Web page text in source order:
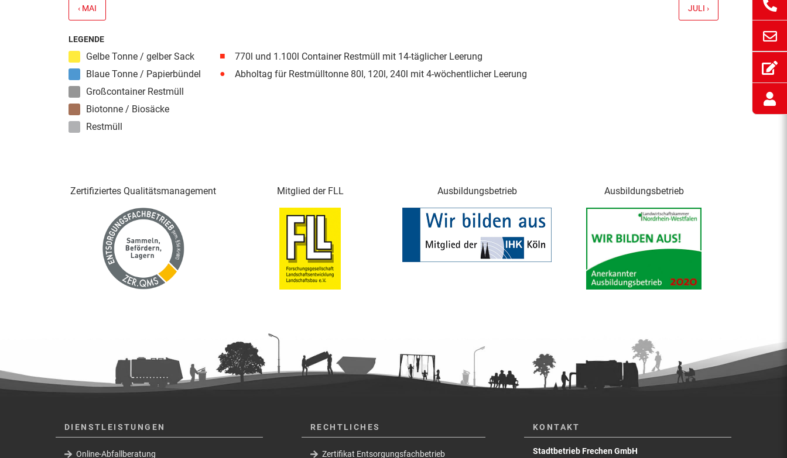
‹ MAI JULI ›
LEGENDE
Gelbe Tonne / gelber Sack
Blaue Tonne / Papierbündel
Großcontainer Restmüll
Biotonne / Biosäcke
Restmüll
■
770l und 1.100l Container Restmüll mit 14-täglicher Leerung
●
Abholtag für Restmülltonne 80l, 120l, 240l mit 4-wöchentlicher Leerung
Zertifiziertes Qualitäts­management Mitglied der FLL Ausbildungsbetrieb Ausbildungsbetrieb
DIENSTLEISTUNGEN
Online-Abfallberatung
RECHTLICHES
Zertifikat Entsorgungsfachbetrieb
KONTAKT
Stadtbetrieb Frechen GmbH